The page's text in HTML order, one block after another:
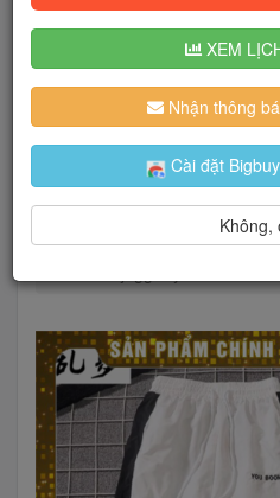
Tìm
Người dùng đang quan tâm
Trang chủ Thời Trang
XEM
Nhận thông
Cài đặt
Không,